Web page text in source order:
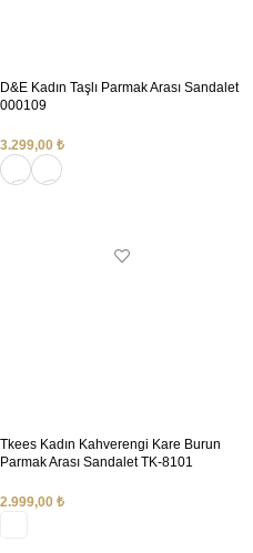
D&E Kadın Taşlı Parmak Arası Sandalet
000109
3.299,00 ₺
Tkees Kadın Kahverengi Kare Burun
Parmak Arası Sandalet TK-8101
2.999,00 ₺